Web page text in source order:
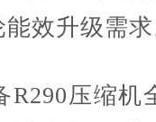
效升级需
压缩机